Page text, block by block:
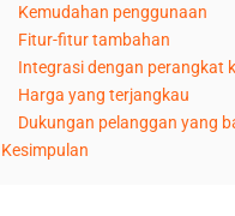
Kemudahan penggunaan
Fitur-fitur tambahan
Integrasi dengan perangkat
Harga yang terjangkau
Dukungan pelanggan yang
Kesimpulan